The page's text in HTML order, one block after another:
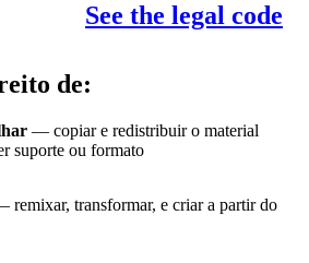
See the legal code
de:
— copiar e redistribuir o material
suporte ou formato
remixar, transformar, e criar a partir do